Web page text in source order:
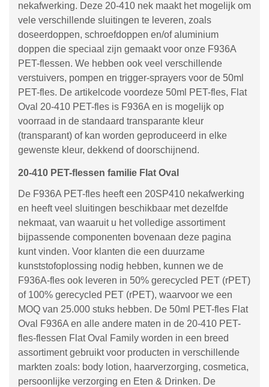
nekafwerking. Deze 20-410 nek maakt het mogelijk om
vele verschillende sluitingen te leveren, zoals
doseerdoppen, schroefdoppen en/of aluminium
doppen die speciaal zijn gemaakt voor onze F936A
PET-flessen. We hebben ook veel verschillende
verstuivers, pompen en trigger-sprayers voor de 50ml
PET-fles. De artikelcode voordeze 50ml PET-fles, Flat
Oval 20-410 PET-fles is F936A en is mogelijk op
voorraad in de standaard transparante kleur
(transparant) of kan worden geproduceerd in elke
gewenste kleur, dekkend of doorschijnend.
20-410 PET-flessen familie Flat Oval
De F936A PET-fles heeft een 20SP410 nekafwerking
en heeft veel sluitingen beschikbaar met dezelfde
nekmaat, van waaruit u het volledige assortiment
bijpassende componenten bovenaan deze pagina
kunt vinden. Voor klanten die een duurzame
kunststofoplossing nodig hebben, kunnen we de
F936A-fles ook leveren in 50% gerecycled PET (rPET)
of 100% gerecycled PET (rPET), waarvoor we een
MOQ van 25.000 stuks hebben. De 50ml PET-fles Flat
Oval F936A en alle andere maten in de 20-410 PET-
fles-flessen Flat Oval Family worden in een breed
assortiment gebruikt voor producten in verschillende
markten zoals: body lotion, haarverzorging, cosmetica,
persoonlijke verzorging en Eten & Drinken. De